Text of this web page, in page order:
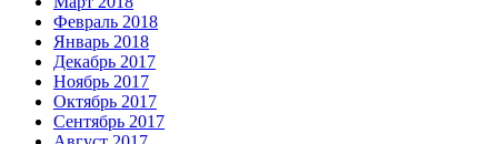
Февраль 2018
Январь 2018
Декабрь 2017
Ноябрь 2017
Октябрь 2017
Сентябрь 2017